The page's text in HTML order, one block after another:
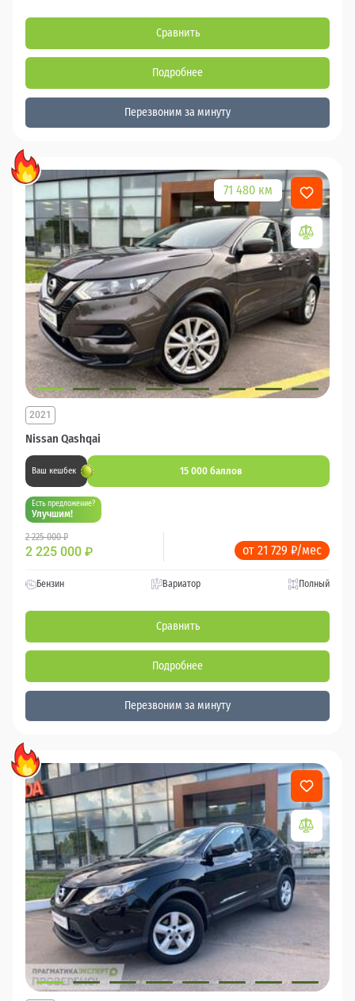
Сравнить
Подробнее
Перезвоним за минуту
71 480 км
Nissan Qashqai
2021
Ваш кешбек 15 000 баллов
Есть предложение?
Улучшим!
2 225 000 ₽
2 225 000 ₽ от 21 729 ₽/мес
Бензин Вариатор Полный
Сравнить
Подробнее
Перезвоним за минуту